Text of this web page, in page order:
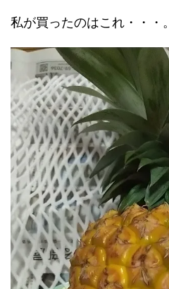
私が買ったのはこれ・・・。